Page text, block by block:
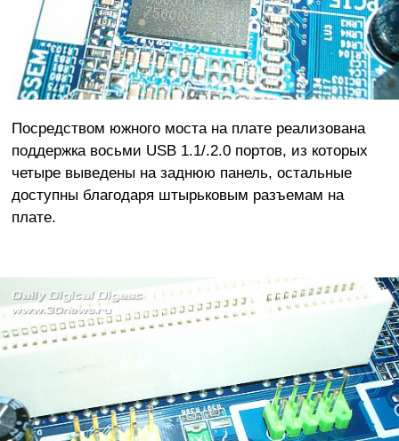
Посредством южного моста на плате реализована
поддержка восьми USB 1.1/.2.0 портов, из которых
четыре выведены на заднюю панель, остальные
доступны благодаря штырьковым разъемам на
плате.